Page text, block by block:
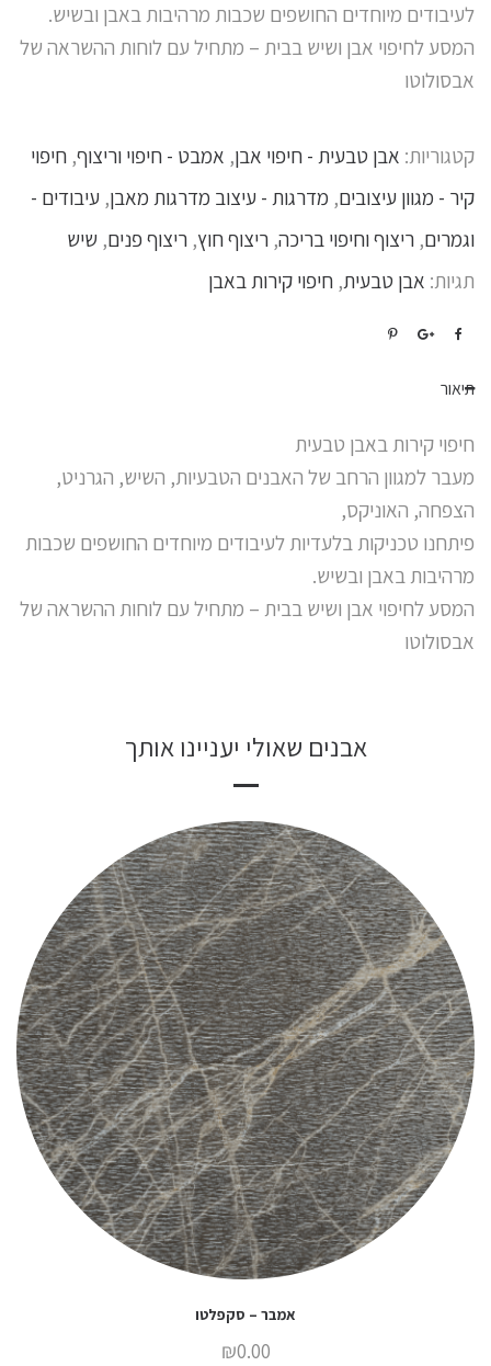
לעיבודים מיוחדים החושפים שכבות מרהיבות באבן ובשיש.
המסע לחיפוי אבן ושיש בבית – מתחיל עם לוחות ההשראה של
אבסולוטו
קטגוריות: אבן טבעית - חיפוי אבן, אמבט - חיפוי וריצוף, חיפוי
קיר - מגוון עיצובים, מדרגות - עיצוב מדרגות מאבן, עיבודים -
וגמרים, ריצוף וחיפוי בריכה, ריצוף חוץ, ריצוף פנים, שיש
תגיות: אבן טבעית, חיפוי קירות באבן
תיאור
חיפוי קירות באבן טבעית
מעבר למגוון הרחב של האבנים הטבעיות, השיש, הגרניט,
הצפחה, האוניקס,
פיתחנו טכניקות בלעדיות לעיבודים מיוחדים החושפים שכבות
מרהיבות באבן ובשיש.
המסע לחיפוי אבן ושיש בבית – מתחיל עם לוחות ההשראה של
אבסולוטו
אבנים שאולי יעניינו אותך
אמבר – סקפלטו
₪0.00